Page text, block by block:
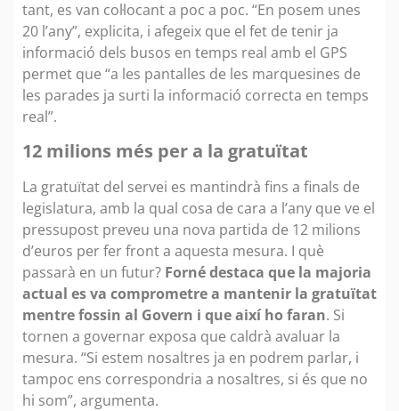
tant, es van col·locant a poc a poc. “En posem unes
20 l’any”, explicita, i afegeix que el fet de tenir ja
informació dels busos en temps real amb el GPS
permet que “a les pantalles de les marquesines de
les parades ja surti la informació correcta en temps
real”.
12 milions més per a la gratuïtat
La gratuïtat del servei es mantindrà fins a finals de
legislatura, amb la qual cosa de cara a l’any que ve el
pressupost preveu una nova partida de 12 milions
d’euros per fer front a aquesta mesura. I què
passarà en un futur? Forné destaca que la majoria
actual es va comprometre a mantenir la gratuïtat
mentre fossin al Govern i que així ho faran. Si
tornen a governar exposa que caldrà avaluar la
mesura. “Si estem nosaltres ja en podrem parlar, i
tampoc ens correspondria a nosaltres, si és que no
hi som”, argumenta.